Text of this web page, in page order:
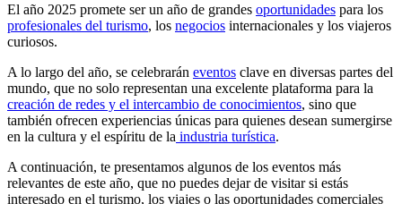
El año 2025 promete ser un año de grandes oportunidades para los
profesionales del turismo, los negocios internacionales y los viajeros
curiosos.
A lo largo del año, se celebrarán eventos clave en diversas partes del
mundo, que no solo representan una excelente plataforma para la
creación de redes y el intercambio de conocimientos, sino que
también ofrecen experiencias únicas para quienes desean sumergirse
en la cultura y el espíritu de la industria turística.
A continuación, te presentamos algunos de los eventos más
relevantes de este año, que no puedes dejar de visitar si estás
interesado en el turismo, los viajes o las oportunidades comerciales